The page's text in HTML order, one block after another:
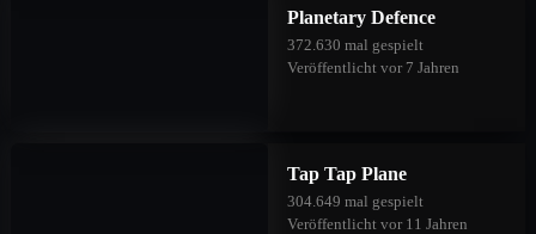
Planetary Defence
372.630 mal gespielt
Veröffentlicht vor 7 Jahren
Tap Tap Plane
304.649 mal gespielt
Veröffentlicht vor 11 Jahren